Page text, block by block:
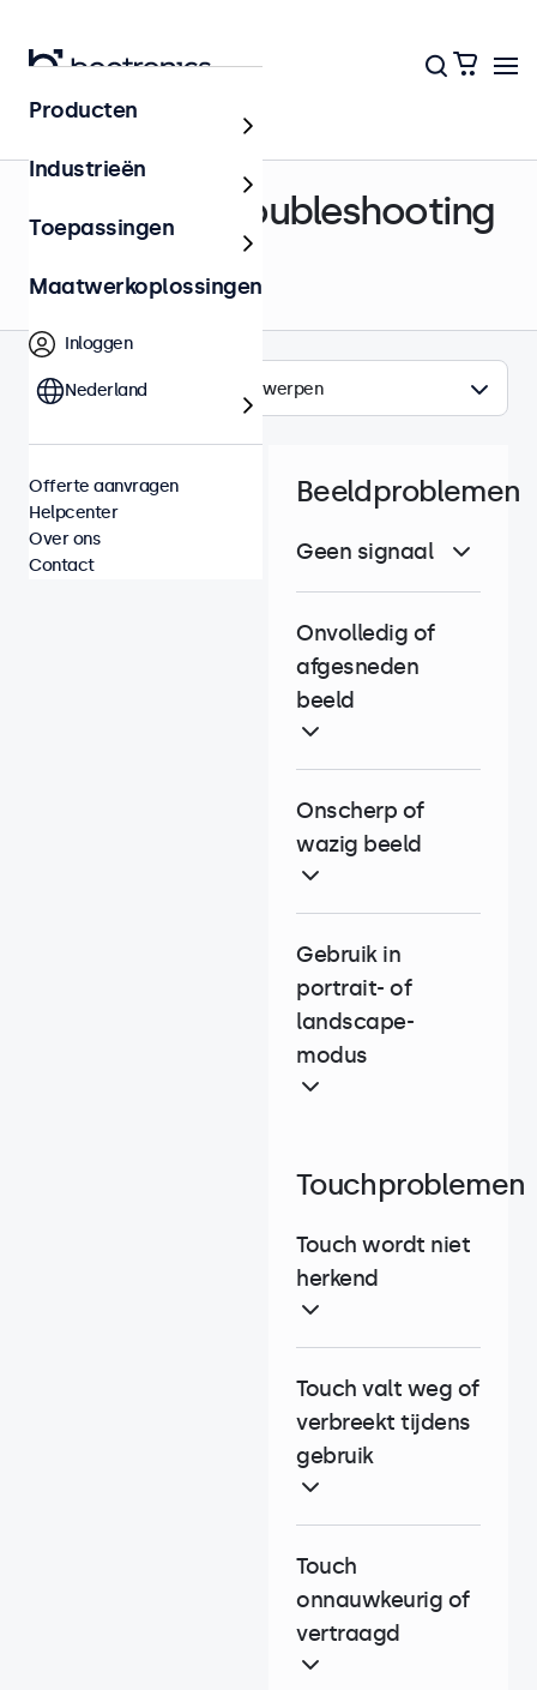
Support & Troubleshooting
Onderwerpen
Beeldproblemen
Geen signaal
Onvolledig of
afgesneden
beeld
Onscherp of
wazig beeld
Gebruik in
portrait- of
landscape-
modus
Touchproblemen
Touch wordt niet
herkend
Touch valt weg of
verbreekt tijdens
gebruik
Touch
onnauwkeurig of
vertraagd
Producten
Industrieën
Toepassingen
Maatwerkoplossingen
Inloggen
Nederland
Offerte aanvragen
Helpcenter
Over ons
Contact